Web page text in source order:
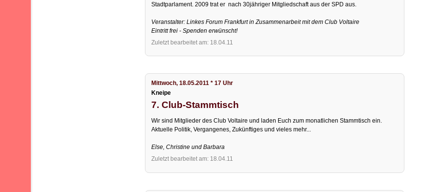
Stadtparlament. 2009 trat er nach 30jähriger Mitgliedschaft aus der SPD aus.
Veranstalter: Linkes Forum Frankfurt in Zusammenarbeit mit dem Club Voltaire
Eintritt frei - Spenden erwünscht!
Zuletzt bearbeitet am: 18.04.11
Mittwoch, 18.05.2011 * 17 Uhr
Kneipe
7. Club-Stammtisch
Wir sind Mitglieder des Club Voltaire und laden Euch zum monatlichen Stammtisch ein.
Aktuelle Politik, Vergangenes, Zukünftiges und vieles mehr...
Else, Christine und Barbara
Zuletzt bearbeitet am: 18.04.11